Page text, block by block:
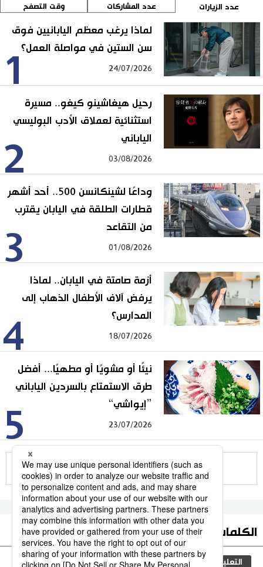
عدد الزيارات عدد المشاركات وقت التصفح
1
لماذا يرغب معظم اليابانيين فوق
سن الستين في مواصلة العمل؟
24/07/2026
2
رحيل هيغاشينو كيغو.. مسيرة
استثنائية لعملاق الأدب البوليسي
الياباني
03/08/2026
3
وداعًا لشينكانسن 500.. أحد أشهر
قطارات الطلقة في اليابان يقترب
من التقاعد
01/08/2026
4
أزمة صامتة في اليابان.. لماذا
يرفض آلاف الأطفال الذهاب إلى
المدارس؟
18/07/2026
5
نيئًا أو مشويًا أو مطهيًا... أفضل
طرق الاستمتاع بالسردين الياباني
”إيواشي“
23/07/2026
للمزيد
الكلمات الأكثر بحثا
التعليم الياباني مجتمع الجنس طوكيو